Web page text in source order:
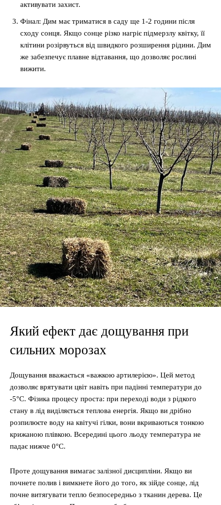
активувати захист.
Фінал: Дим має триматися в саду ще 1-2 години після
сходу сонця. Якщо сонце різко нагріє підмерзлу квітку, її
клітини розірвуться від швидкого розширення рідини. Дим
же забезпечує плавне відтавання, що дозволяє рослині
вижити.
Який ефект дає дощування при
сильних морозах
Дощування вважається «важкою артилерією». Цей метод
дозволяє врятувати цвіт навіть при падінні температури до
-5°C. Фізика процесу проста: при переході води з рідкого
стану в лід виділяється теплова енергія. Якщо ви дрібно
розпилюєте воду на квітучі гілки, вони вкриваються тонкою
крижаною плівкою. Всередині цього льоду температура не
падає нижче 0°C.
Проте дощування вимагає залізної дисципліни. Якщо ви
почнете полив і вимкнете його до того, як зійде сонце, лід
почне витягувати тепло безпосередньо з тканин дерева. Це